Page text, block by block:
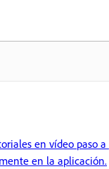
en vídeo paso
en la aplicación.